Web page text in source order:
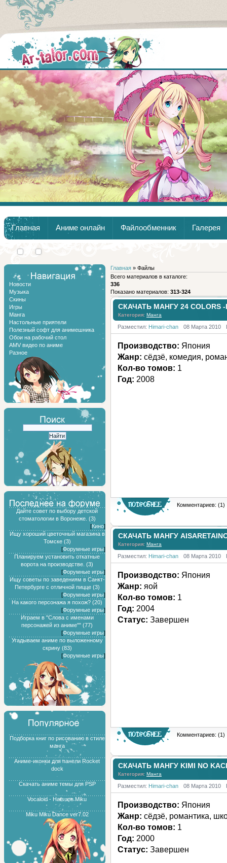
Главная
Аниме
Главная Аниме онлайн Файлообменник Галерея
Обзоры от Химари и Тернокса
новые
технологии
повседневной
жизни
возможности
вашего
Новости
Музыка
Скины
Игры
Манга
Настольные приятели
Полезный софт для анимешника
Обои на рабочий стол
AMV видео по аниме
Разное
Дайте совет по выбору детской
стоматологии в Воронеже. (3)
[Кино]
Ищу хороший цветочный магазина в
Томске (3)
[Форумные игры]
Планируем установить откатные
ворота на производстве. (3)
[Форумные игры]
Ищу советы по заведениям в Санкт-
Петербурге с отличной пицце (3)
[Форумные игры]
На какого персонажа я похож? (20)
[Форумные игры]
Играем в "Слова с именами
персонажей из аниме"" (77)
[Форумные игры]
Угадываем аниме по выложенному
скрину (83)
[Форумные игры]
Подборка книг по рисованию в стиле
манга
Аниме-иконки для панели Rocket
dock
Скачать аниме темы для PSP
Vocaloid - Hatsune Miku
Miku Miku Dance ver7.02
Главная » Файлы
Всего материалов в каталоге:
336
Показано материалов: 313-324
СКАЧАТЬ МАНГУ 24 COLORS -
Категория: Манга
Разместил: Himari-chan 08 Марта 2010
Производство: Япония
Жанр: сёдзё, комедия,
Кол-во томов: 1
Год: 2008
Комментариев: (1)
СКАЧАТЬ МАНГУ
Категория: Манга
Разместил: Himari-chan 08 Марта 2010
Производство: Япония
Жанр: яой
Кол-во томов: 1
Год: 2004
Статус: Завершен
Комментариев: (1)
СКАЧАТЬ МАНГУ KIMI NO
Категория: Манга
Разместил: Himari-chan 08 Марта 2010
Производство: Япония
Жанр: сёдзё, романтика,
Кол-во томов: 1
Год: 2000
Статус: Завершен